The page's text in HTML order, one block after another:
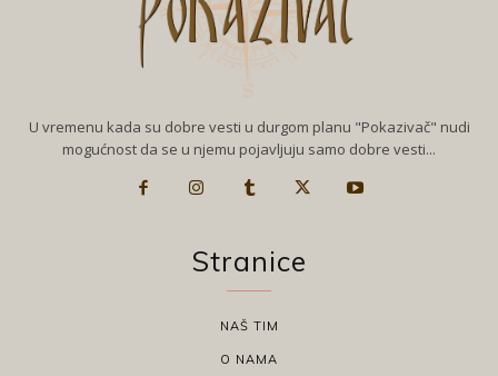
U vremenu kada su dobre vesti u durgom planu "Pokazivač" nudi
mogućnost da se u njemu pojavljuju samo dobre vesti...
Stranice
NAŠ TIM
O NAMA